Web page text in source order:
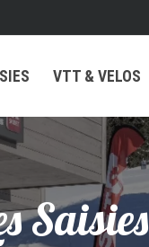
VTT & VELOS
Saisies